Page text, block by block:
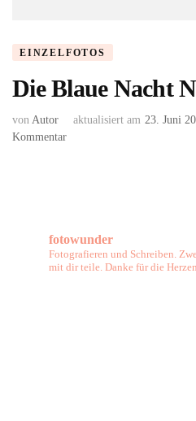
EINZELFOTOS
Die Blaue Nacht
von Autor aktualisiert am 23. Juni
Kommentarzu
fotowunder
Fotografieren und Schreiben.
mit dir teile. Danke für die